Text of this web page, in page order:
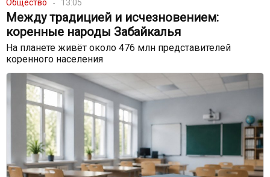
Общество 13:05
Между традицией и исчезновением:
коренные народы Забайкалья
На планете живёт около 476 млн представителей
коренного населения